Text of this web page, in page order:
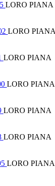
LORO PIANA
LORO PIANA
LORO PIANA
LORO PIANA
LORO PIANA
LORO PIANA
LORO PIANA